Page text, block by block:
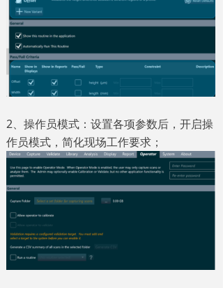
2、操作员模式：设置各项参数后，开启操
作员模式，简化现场工作要求；